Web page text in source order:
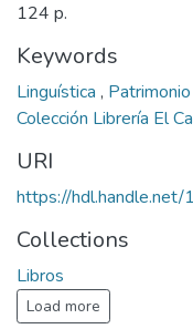
124 p.
Keywords
Linguística ,
Colección Librería El
URI
https://
Collections
Libros
Load more